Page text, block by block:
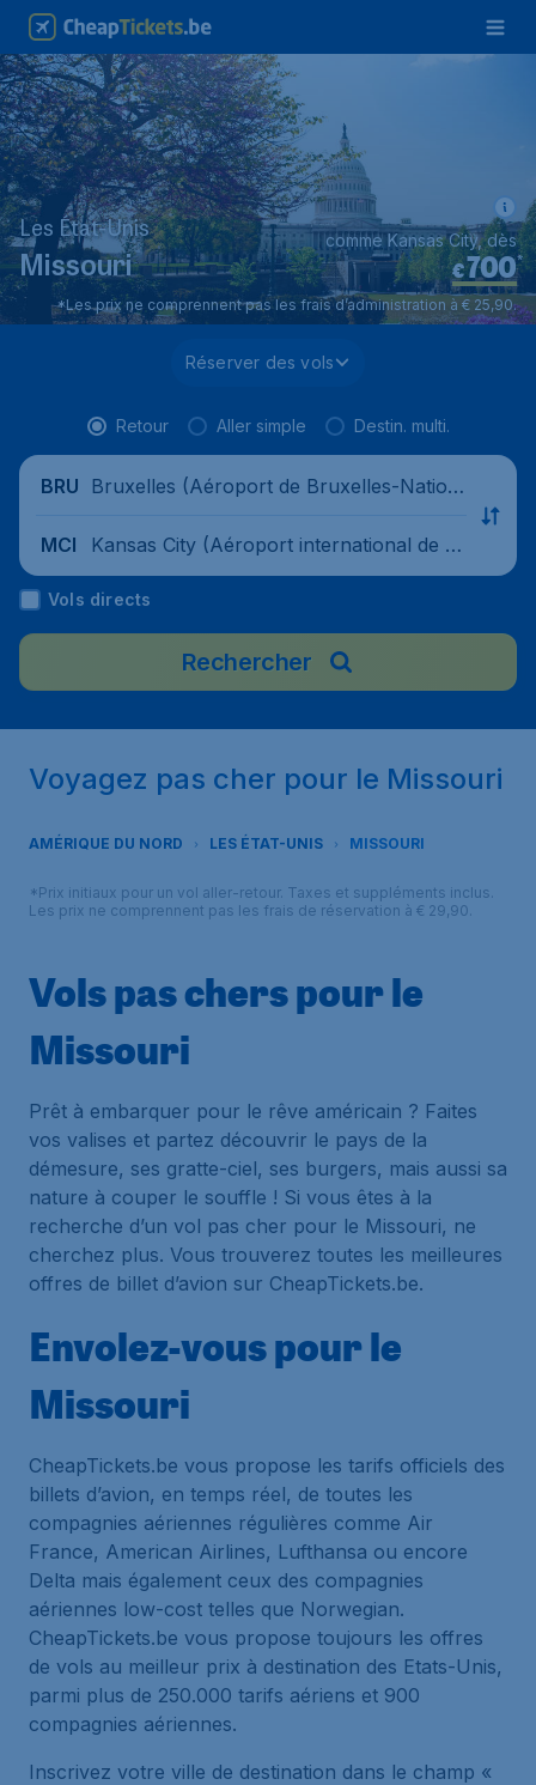
Les État-Unis
Missouri €700*
comme Kansas City, dès
*Les prix ne comprennent pas les frais d’administration à € 25,90.
Réserver des vols
Retour Aller simple Destin. multi.
BRU Bruxelles (Aéroport de Bruxelles-Nation
MCI
Kansas City (Aéroport international de K
ansas City), États-Unis
Vols directs
Rechercher
Voyagez pas cher pour le Missouri
AMÉRIQUE DU NORD LES ÉTAT-UNIS MISSOURI
*Prix initiaux pour un vol aller-retour. Taxes et suppléments inclus.
Les prix ne comprennent pas les frais de réservation à € 29,90.
Vols pas chers pour le
Missouri
Prêt à embarquer pour le rêve américain ? Faites
vos valises et partez découvrir le pays de la
démesure, ses gratte-ciel, ses burgers, mais aussi sa
nature à couper le souffle ! Si vous êtes à la
recherche d’un vol pas cher pour le Missouri, ne
cherchez plus. Vous trouverez toutes les meilleures
offres de billet d’avion sur CheapTickets.be.
Envolez-vous pour le
Missouri
CheapTickets.be vous propose les tarifs officiels des
billets d’avion, en temps réel, de toutes les
compagnies aériennes régulières comme Air
France, American Airlines, Lufthansa ou encore
Delta mais également ceux des compagnies
aériennes low-cost telles que Norwegian.
CheapTickets.be vous propose toujours les offres
de vols au meilleur prix à destination des Etats-Unis,
parmi plus de 250.000 tarifs aériens et 900
compagnies aériennes.
Inscrivez votre ville de destination dans le champ «